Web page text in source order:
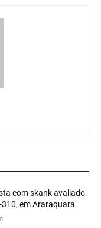
com skank avaliado
310, em Araraquara